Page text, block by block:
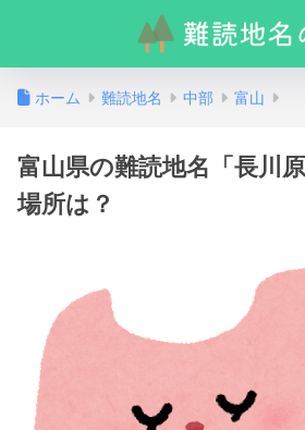
ホーム 難読地名 中部 富山
富山県の難読地名「長川
場所は？